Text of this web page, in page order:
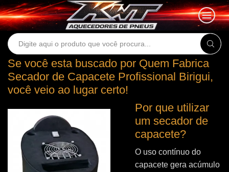
Search
Se você esta buscado por Quem Fabrica
Secador de Capacete Profissional Birigui,
você veio ao lugar certo!
Por que utilizar
um secador de
capacete?
O uso contínuo do
capacete gera acúmulo